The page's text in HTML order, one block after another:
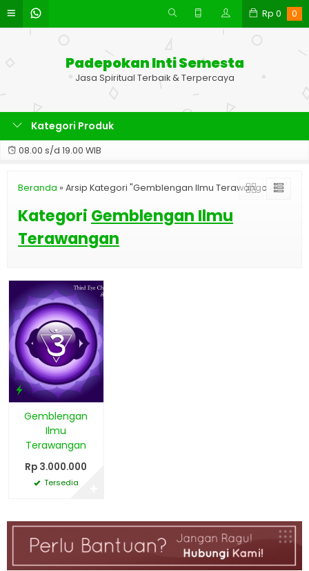
Rp 0 0
Padepokan Inti Semesta
Jasa Spiritual Terbaik & Terpercaya
Kategori Produk
08.00 s/d 19.00 WIB
Beranda » Arsip Kategori "Gemblengan Ilmu Terawangan"
Kategori Gemblengan Ilmu
Terawangan
Gemblengan
Ilmu
Terawangan
Rp 3.000.000
Tersedia